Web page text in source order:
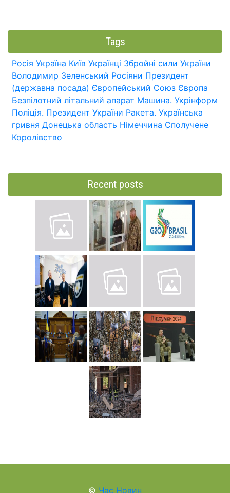
Tags
Росія Україна Київ Українці Збройні сили України
Володимир Зеленський Росіяни Президент
(державна посада) Європейський Союз Європа
Безпілотний літальний апарат Машина. Укрінформ
Поліція. Президент України Ракета. Українська
гривня Донецька область Німеччина Сполучене
Королівство
Recent posts
© Час Новин